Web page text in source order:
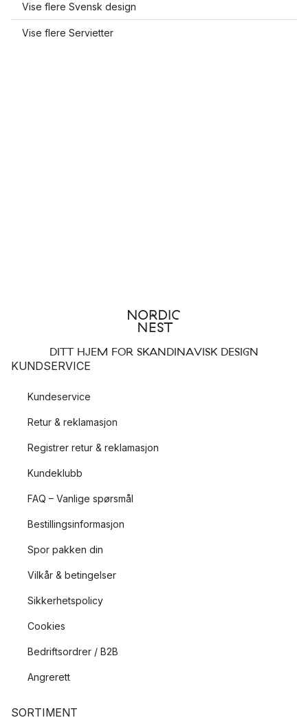
Vise flere Svensk design
Vise flere Servietter
DITT HJEM FOR SKANDINAVISK DESIGN
KUNDSERVICE
Kundeservice
Retur & reklamasjon
Registrer retur & reklamasjon
Kundeklubb
FAQ – Vanlige spørsmål
Bestillingsinformasjon
Spor pakken din
Vilkår & betingelser
Sikkerhetspolicy
Cookies
Bedriftsordrer / B2B
Angrerett
SORTIMENT